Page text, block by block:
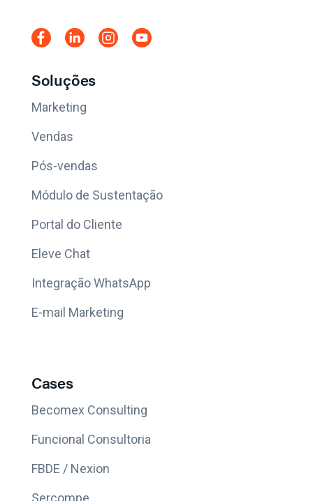
Soluções
Marketing
Vendas
Pós-vendas
Módulo de Sustentação
Portal do Cliente
Eleve Chat
Integração WhatsApp
E-mail Marketing
Cases
Becomex Consulting
Funcional Consultoria
FBDE / Nexion
Sercompe